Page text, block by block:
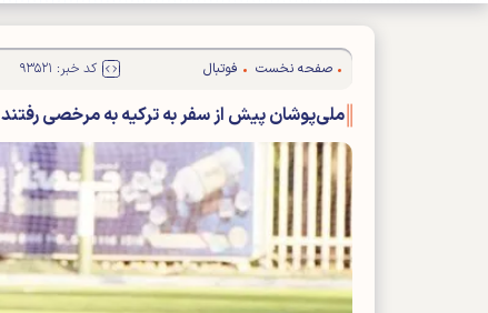
صفحه نخست فوتبال کد خبر: ۹۳۵۲۱
ملی‌پوشان پیش از سفر به ترکیه به مرخصی رفتند